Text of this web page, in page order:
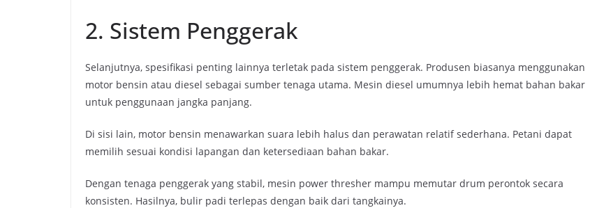
2. Sistem Penggerak
Selanjutnya, spesifikasi penting lainnya terletak pada sistem penggerak. Produsen biasanya menggunakan
motor bensin atau diesel sebagai sumber tenaga utama. Mesin diesel umumnya lebih hemat bahan bakar
untuk penggunaan jangka panjang.
Di sisi lain, motor bensin menawarkan suara lebih halus dan perawatan relatif sederhana. Petani dapat
memilih sesuai kondisi lapangan dan ketersediaan bahan bakar.
Dengan tenaga penggerak yang stabil, mesin power thresher mampu memutar drum perontok secara
konsisten. Hasilnya, bulir padi terlepas dengan baik dari tangkainya.